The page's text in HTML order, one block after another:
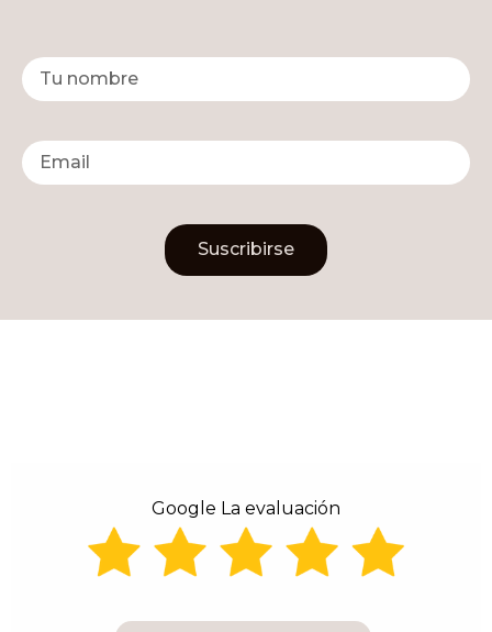
Suscribirse
Google La evaluación